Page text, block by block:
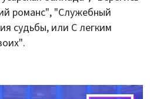
романс", "Служебный
судьбы, или С легким